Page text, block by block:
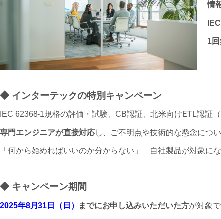
情
1
◆ インターテックの特別キャンペーン
IEC 62368-1規格の評価・試験、CB認証、北米向けETL認証
専門エンジニアが直接対応し、ご不明点や技術的な懸念につ
「何から始めればいいのか分からない」「自社製品が対象に
◆ キャンペーン期間
2025年8月31日（日） までにお申し込みいただいた方が対象